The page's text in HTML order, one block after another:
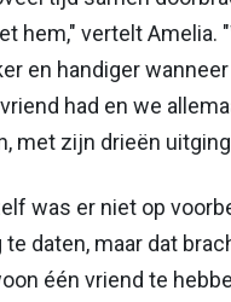
hem," vertelt Amelia.
en handiger
had en we
met zijn drieën
was er niet op
daten, maar dat
één vriend te